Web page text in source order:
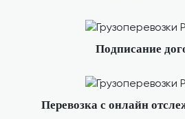
Подписание
Перевозка с онлайн